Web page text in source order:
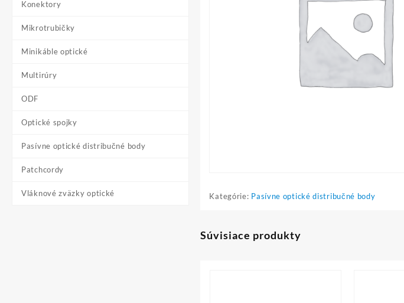
Konektory
Mikrotrubičky
Minikáble optické
Multirúry
ODF
Optické spojky
Pasívne optické distribučné body
Patchcordy
Vláknové zväzky optické Kategórie: Pasívne optické distribučné body
Súvisiace produkty